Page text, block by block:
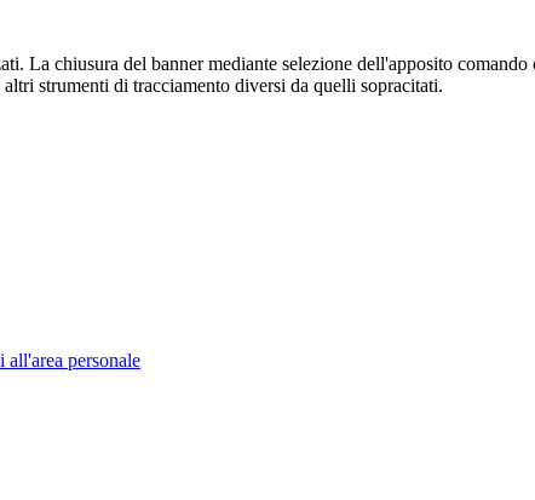
La chiusura del banner mediante selezione dell'apposito
strumenti di tracciamento diversi da quelli sopracitati.
all'area personale